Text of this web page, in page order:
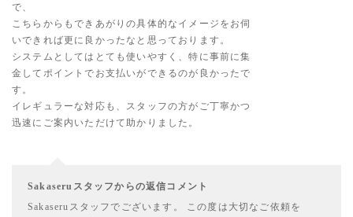
で、
こちらからもできあがりの具体的なイメージをお伺
いできれば更に良かったなと思っております。
システムとしてはとても使いやすく、特に事前に集
金してポイントでお支払いができるのが良かったで
す。
イレギュラーな対応も、スタッフの方がご丁寧かつ
迅速にご案内いただけて助かりました。
Sakaseruスタッフからの返信コメント
Sakaseruスタッフでございます。 この度は大切なご依頼を